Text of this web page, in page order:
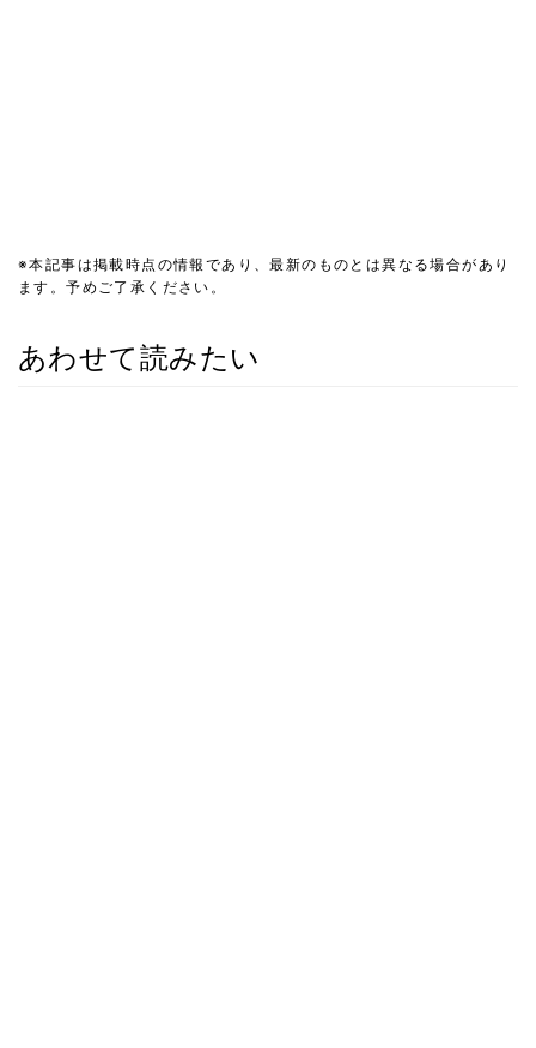
※本記事は掲載時点の情報であり、最新のものとは異なる場合があり
ます。予めご了承ください。
あわせて読みたい